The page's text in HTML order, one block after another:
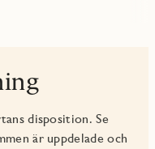
disposition. Se
är uppdelade och